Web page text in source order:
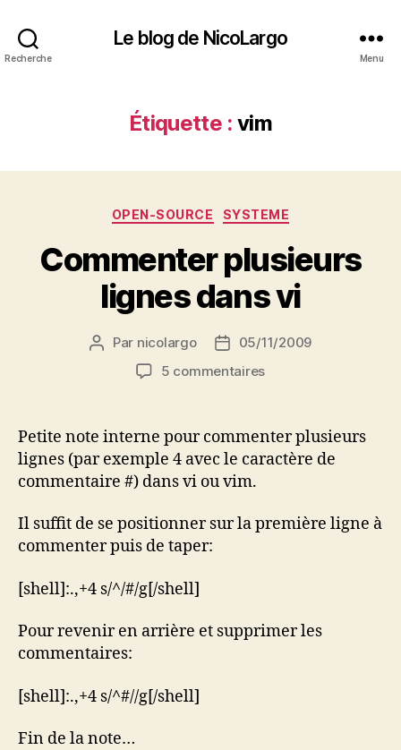
Recherche
Le blog de NicoLargo
Menu
Étiquette : vim
Catégories
OPEN-SOURCE SYSTEME
Commenter plusieurs
lignes dans vi
Auteur
l’article
Par nicolargo
Date05/11/2009
5 commentairessur
lignes
dans
vi
Petite note interne pour commenter plusieurs
lignes (par exemple 4 avec le caractère de
commentaire #) dans vi ou vim.
Il suffit de se positionner sur la première ligne à
commenter puis de taper:
[shell]:.,+4 s/^/#/g[/shell]
Pour revenir en arrière et supprimer les
commentaires:
[shell]:.,+4 s/^#//g[/shell]
Fin de la note…